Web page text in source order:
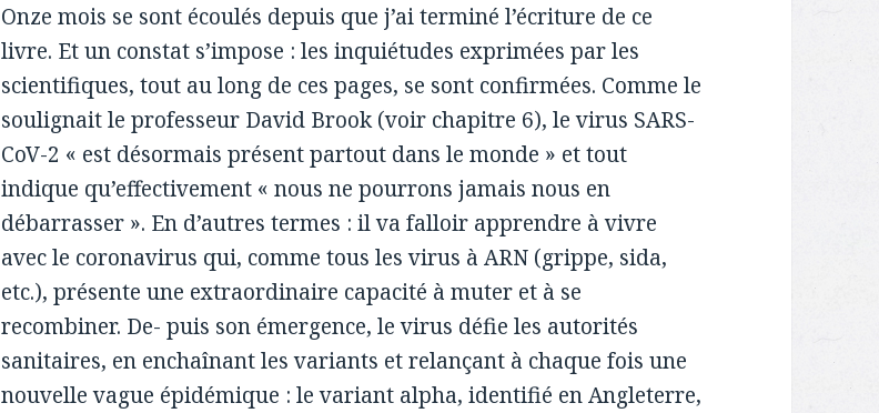
Onze mois se sont écoulés depuis que j’ai terminé l’écriture de ce
livre. Et un constat s’impose : les inquiétudes exprimées par les
scientifiques, tout au long de ces pages, se sont confirmées. Comme le
soulignait le professeur David Brook (voir chapitre 6), le virus SARS-
CoV-2 « est désormais présent partout dans le monde » et tout
indique qu’effectivement « nous ne pourrons jamais nous en
débarrasser ». En d’autres termes : il va falloir apprendre à vivre
avec le coronavirus qui, comme tous les virus à ARN (grippe, sida,
etc.), présente une extraordinaire capacité à muter et à se
recombiner. De- puis son émergence, le virus défie les autorités
sanitaires, en enchaînant les variants et relançant à chaque fois une
nouvelle vague épidémique : le variant alpha, identifié en Angleterre,